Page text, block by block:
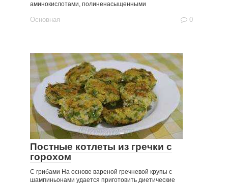
аминокислотами, полиненасыщенными
Основная 0
Постные котлеты из гречки с
горохом
С грибами На основе вареной гречневой крупы с
шампиньонами удается приготовить диетические